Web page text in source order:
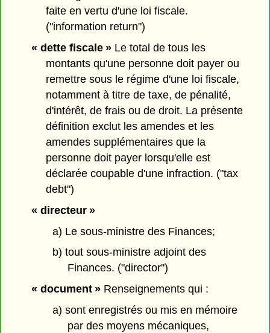
faite en vertu d'une loi fiscale.
("information return")
« dette fiscale »Le total de tous les
montants qu'une personne doit payer ou
remettre sous le régime d'une loi fiscale,
notamment à titre de taxe, de pénalité,
d'intérêt, de frais ou de droit. La présente
définition exclut les amendes et les
amendes supplémentaires que la
personne doit payer lorsqu'elle est
déclarée coupable d'une infraction. ("tax
debt")
« directeur »
a) Le sous-ministre des Finances;
b) tout sous-ministre adjoint des
Finances. ("director")
« document »Renseignements qui :
a) sont enregistrés ou mis en mémoire
par des moyens mécaniques,